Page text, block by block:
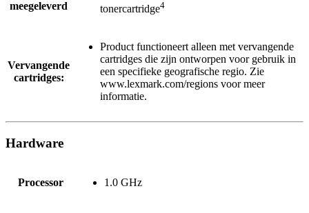
meegeleverd tonercartridge4
Vervangende
cartridges:
Product functioneert alleen met vervangende
cartridges die zijn ontworpen voor gebruik in
een specifieke geografische regio. Zie
www.lexmark.com/regions voor meer
informatie.
Hardware
Processor 1.0 GHz